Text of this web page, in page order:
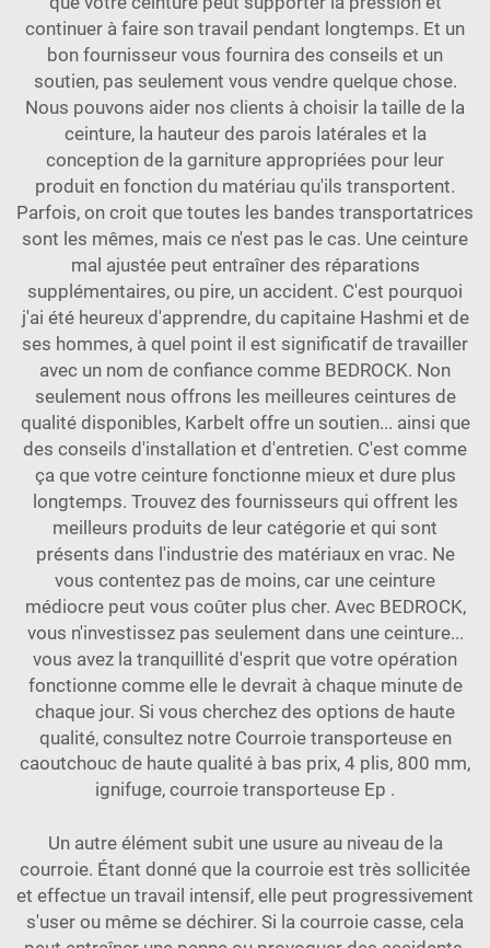
continuer à faire son travail pendant longtemps. Et un
bon fournisseur vous fournira des conseils et un
soutien, pas seulement vous vendre quelque chose.
Nous pouvons aider nos clients à choisir la taille de la
ceinture, la hauteur des parois latérales et la
conception de la garniture appropriées pour leur
produit en fonction du matériau qu'ils transportent.
Parfois, on croit que toutes les bandes transportatrices
sont les mêmes, mais ce n'est pas le cas. Une ceinture
mal ajustée peut entraîner des réparations
supplémentaires, ou pire, un accident. C'est pourquoi
j'ai été heureux d'apprendre, du capitaine Hashmi et de
ses hommes, à quel point il est significatif de travailler
avec un nom de confiance comme BEDROCK. Non
seulement nous offrons les meilleures ceintures de
qualité disponibles, Karbelt offre un soutien... ainsi que
des conseils d'installation et d'entretien. C'est comme
ça que votre ceinture fonctionne mieux et dure plus
longtemps. Trouvez des fournisseurs qui offrent les
meilleurs produits de leur catégorie et qui sont
présents dans l'industrie des matériaux en vrac. Ne
vous contentez pas de moins, car une ceinture
médiocre peut vous coûter plus cher. Avec BEDROCK,
vous n'investissez pas seulement dans une ceinture...
vous avez la tranquillité d'esprit que votre opération
fonctionne comme elle le devrait à chaque minute de
chaque jour. Si vous cherchez des options de haute
qualité, consultez notre Courroie transporteuse en
caoutchouc de haute qualité à bas prix, 4 plis, 800 mm,
ignifuge, courroie transporteuse Ep .
Un autre élément subit une usure au niveau de la
courroie. Étant donné que la courroie est très sollicitée
et effectue un travail intensif, elle peut progressivement
s'user ou même se déchirer. Si la courroie casse, cela